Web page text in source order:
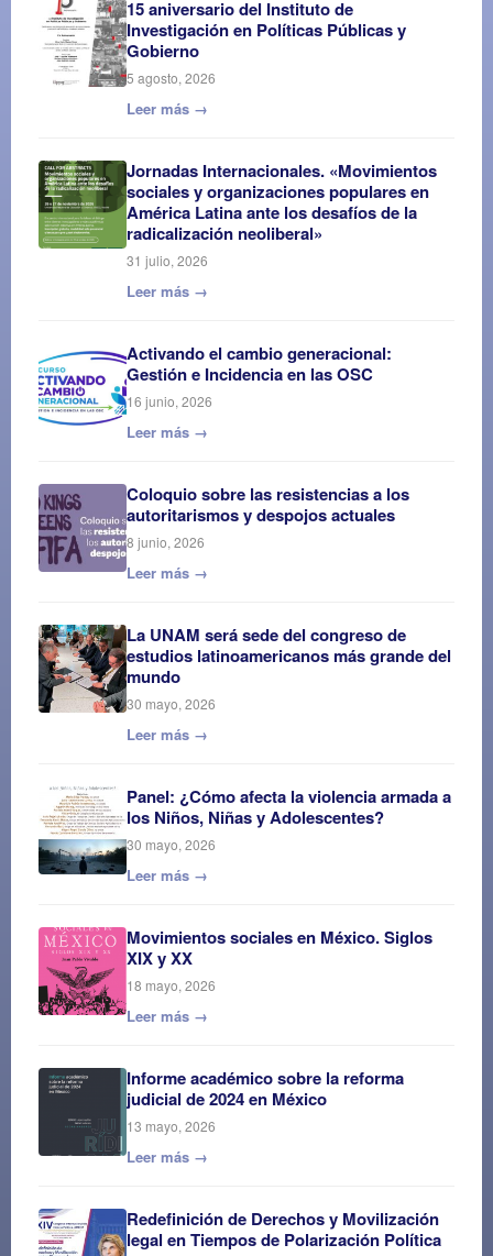
15 aniversario del Instituto de
Investigación en Políticas Públicas y
Gobierno
5 agosto, 2026
Leer más →
Jornadas Internacionales. «Movimientos
sociales y organizaciones populares en
América Latina ante los desafíos de la
radicalización neoliberal»
31 julio, 2026
Leer más →
Activando el cambio generacional:
Gestión e Incidencia en las OSC
16 junio, 2026
Leer más →
Coloquio sobre las resistencias a los
autoritarismos y despojos actuales
8 junio, 2026
Leer más →
La UNAM será sede del congreso de
estudios latinoamericanos más grande del
mundo
30 mayo, 2026
Leer más →
Panel: ¿Cómo afecta la violencia armada a
los Niños, Niñas y Adolescentes?
30 mayo, 2026
Leer más →
Movimientos sociales en México. Siglos
XIX y XX
18 mayo, 2026
Leer más →
Informe académico sobre la reforma
judicial de 2024 en México
13 mayo, 2026
Leer más →
Redefinición de Derechos y Movilización
legal en Tiempos de Polarización Política